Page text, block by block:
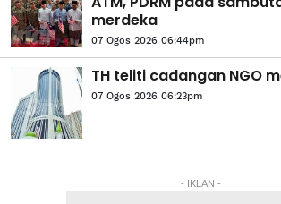
merdeka
07 Ogos 2026 06:44pm
TH teliti cadangan NGO
07 Ogos 2026 06:23pm
- IKLAN -